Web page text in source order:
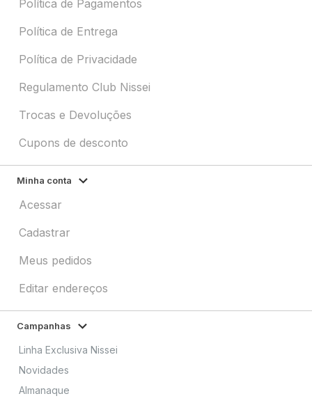
Política de Pagamentos
Política de Entrega
Política de Privacidade
Regulamento Club Nissei
Trocas e Devoluções
Cupons de desconto
Minha conta
Acessar
Cadastrar
Meus pedidos
Editar endereços
Campanhas
Linha Exclusiva Nissei
Novidades
Almanaque